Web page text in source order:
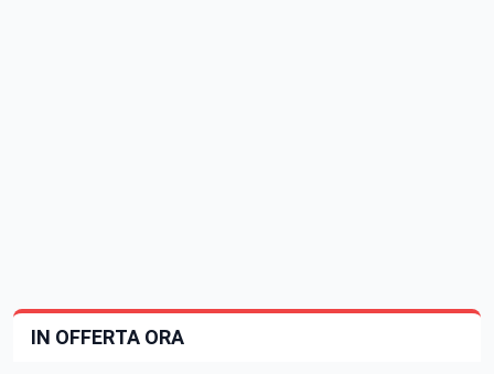
IN OFFERTA ORA